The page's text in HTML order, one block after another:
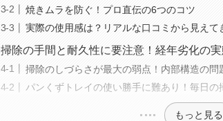
焼きムラを防ぐ！プロ直伝の6つのコツ
実際の使用感は？リアルな口コミから見えて
掃除の手間と耐久性に要注意！経年劣化の
掃除のしづらさが最大の弱点！内部構造の問
パンくずトレイの使い勝手に難あり！毎日の
もっと見る